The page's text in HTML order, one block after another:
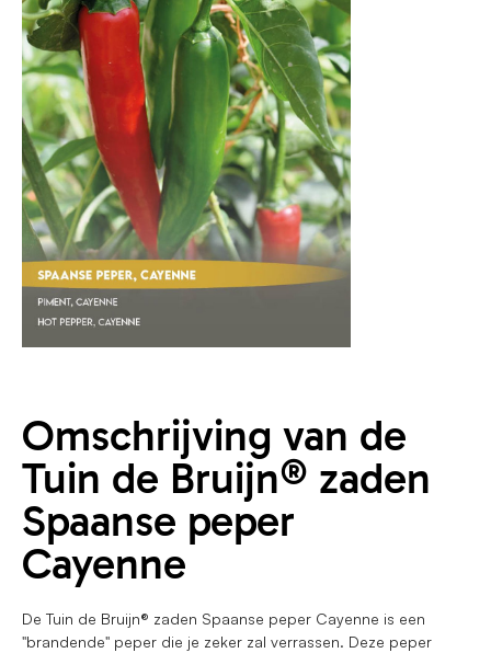
Omschrijving van de
Tuin de Bruijn® zaden
Spaanse peper
Cayenne
De Tuin de Bruijn® zaden Spaanse peper Cayenne is een
"brandende" peper die je zeker zal verrassen. Deze peper